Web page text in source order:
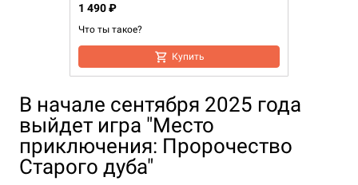
Что ты такое?
1 490 ₽
Купить
В начале сентября 2025 года
выйдет игра "Место
приключения: Пророчество
Старого дуба"